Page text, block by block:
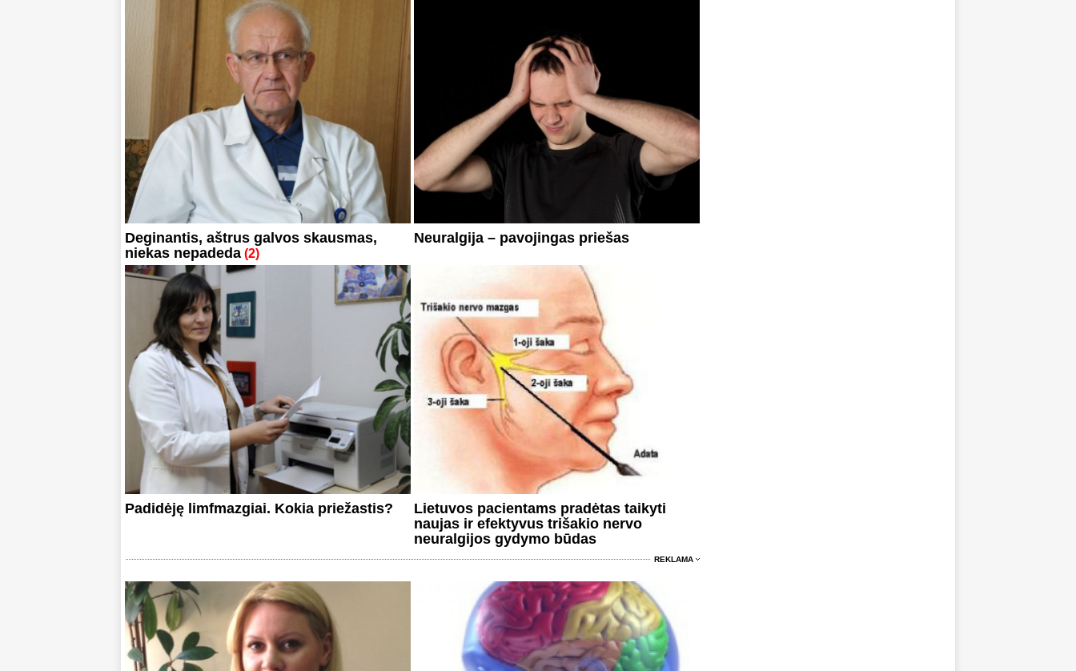
Deginantis, aštrus galvos skausmas,
niekas nepadeda (2)
Neuralgija – pavojingas priešas
Padidėję limfmazgiai. Kokia priežastis?
Lietuvos pacientams pradėtas taikyti
naujas ir efektyvus trišakio nervo
neuralgijos gydymo būdas
REKLAMA